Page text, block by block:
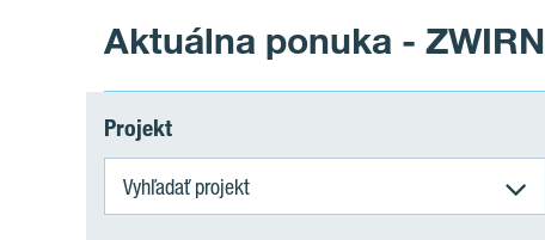
Aktuálna ponuka - ZWIRN
Projekt
Vyhľadať projekt